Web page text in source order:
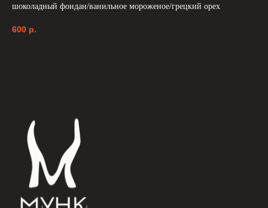
шоколадный фондан/ванильное мороженое/грецкий орех
600 р.